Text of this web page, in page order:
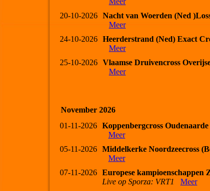
20-10-2026 Nacht van Woerden (Ned
Meer
24-10-2026 Heerderstrand (Ned) Exact
Meer
25-10-2026 Vlaamse Druivencross
Meer
November 2026
01-11-2026 Koppenbergcross
Meer
05-11-2026 Middelkerke Noordzeecross
Meer
07-11-2026 Europese kampioenschappen
Live op Sporza: VRT1
Meer